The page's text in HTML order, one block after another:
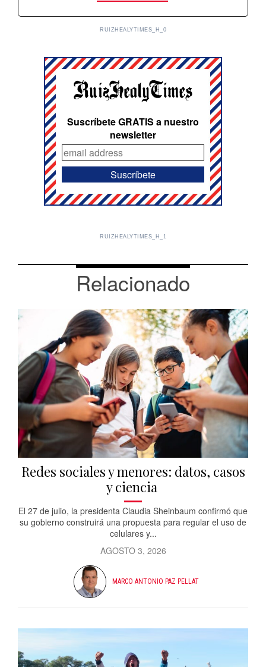
RUIZHEALYTIMES_H_0
Suscríbete GRATIS a nuestro
newsletter
RUIZHEALYTIMES_H_1
Relacionado
Redes sociales y menores: datos, casos
y ciencia
El 27 de julio, la presidenta Claudia Sheinbaum confirmó que
su gobierno construirá una propuesta para regular el uso de
celulares y...
AGOSTO 3, 2026
MARCO ANTONIO PAZ PELLAT